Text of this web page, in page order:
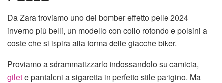
Da Zara troviamo uno dei bomber effetto pelle 2024
inverno più belli, un modello con collo rotondo e polsini a
coste che si ispira alla forma delle giacche biker.
Proviamo a sdrammatizzarlo indossandolo su camicia,
gilete pantaloni a sigaretta in perfetto stile parigino. Ma